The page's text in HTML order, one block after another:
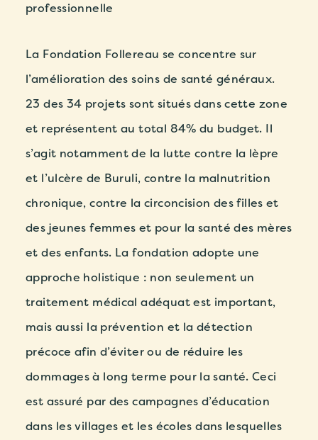
professionnelle
La Fondation Follereau se concentre sur
l’amélioration des soins de santé généraux.
23 des 34 projets sont situés dans cette zone
et représentent au total 84% du budget. Il
s’agit notamment de la lutte contre la lèpre
et l’ulcère de Buruli, contre la malnutrition
chronique, contre la circoncision des filles et
des jeunes femmes et pour la santé des mères
et des enfants. La fondation adopte une
approche holistique : non seulement un
traitement médical adéquat est important,
mais aussi la prévention et la détection
précoce afin d’éviter ou de réduire les
dommages à long terme pour la santé. Ceci
est assuré par des campagnes d’éducation
dans les villages et les écoles dans lesquelles